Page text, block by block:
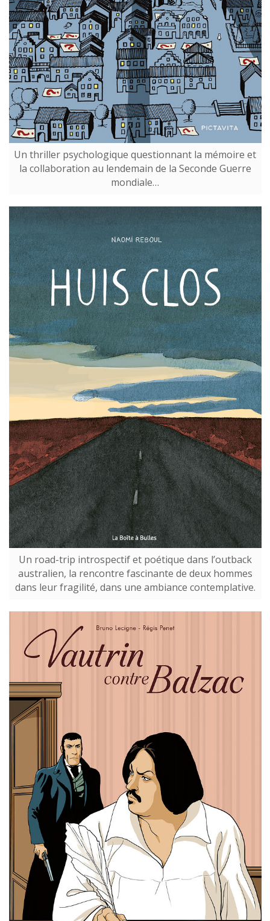
Un thriller psychologique questionnant la mémoire et
la collaboration au lendemain de la Seconde Guerre
mondiale…
Un road-trip introspectif et poétique dans l’outback
australien, la rencontre fascinante de deux hommes
dans leur fragilité, dans une ambiance contemplative.